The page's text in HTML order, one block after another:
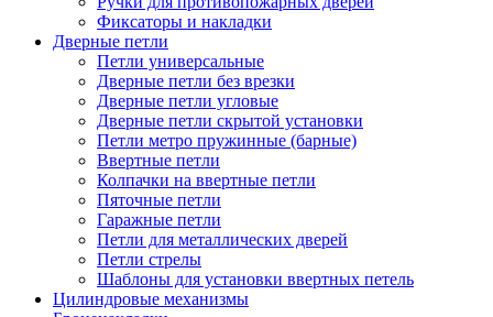
Фиксаторы и накладки
Дверные петли
Петли универсальные
Дверные петли без врезки
Дверные петли угловые
Дверные петли скрытой установки
Петли метро пружинные (барные)
Ввертные петли
Колпачки на ввертные петли
Пяточные петли
Гаражные петли
Петли для металлических дверей
Петли стрелы
Шаблоны для установки ввертных петель
Цилиндровые механизмы